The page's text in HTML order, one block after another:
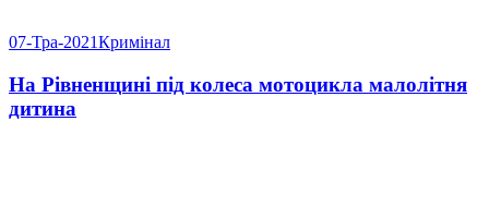
07-Тра-2021Кримінал
На Рівненщині під колеса мотоцикла малолітня
дитина